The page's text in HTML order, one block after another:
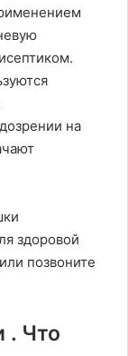
на
здоровой
позвоните
. Что